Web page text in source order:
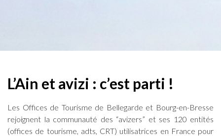
L’Ain et avizi : c’est parti !
Les Offices de Tourisme de Bellegarde et Bourg-en-Bresse
rejoignent la communauté des “avizers” et ses 120 entités
(offices de tourisme, adts, CRT) utilisatrices en France pour